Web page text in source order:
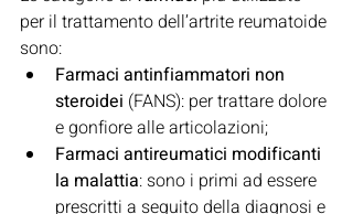
per il trattamento dell’artrite reumatoide
sono:
Farmaci antinfiammatori non
steroidei (FANS): per trattare dolore
e gonfiore alle articolazioni;
Farmaci antireumatici modificanti
la malattia: sono i primi ad essere
prescritti a seguito della diagnosi e